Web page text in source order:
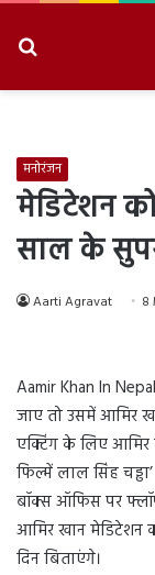
मनोरंजन
मेडिटेशन
साल के
Aarti Agravat 8
Aamir Khan In
जाए तो उसमें आमिर
एक्टिंग के लिए
फिल्में लाल सिंह
बॉक्स ऑफिस पर
आमिर खान मेडिटेशन
दिन बिताएंगे।